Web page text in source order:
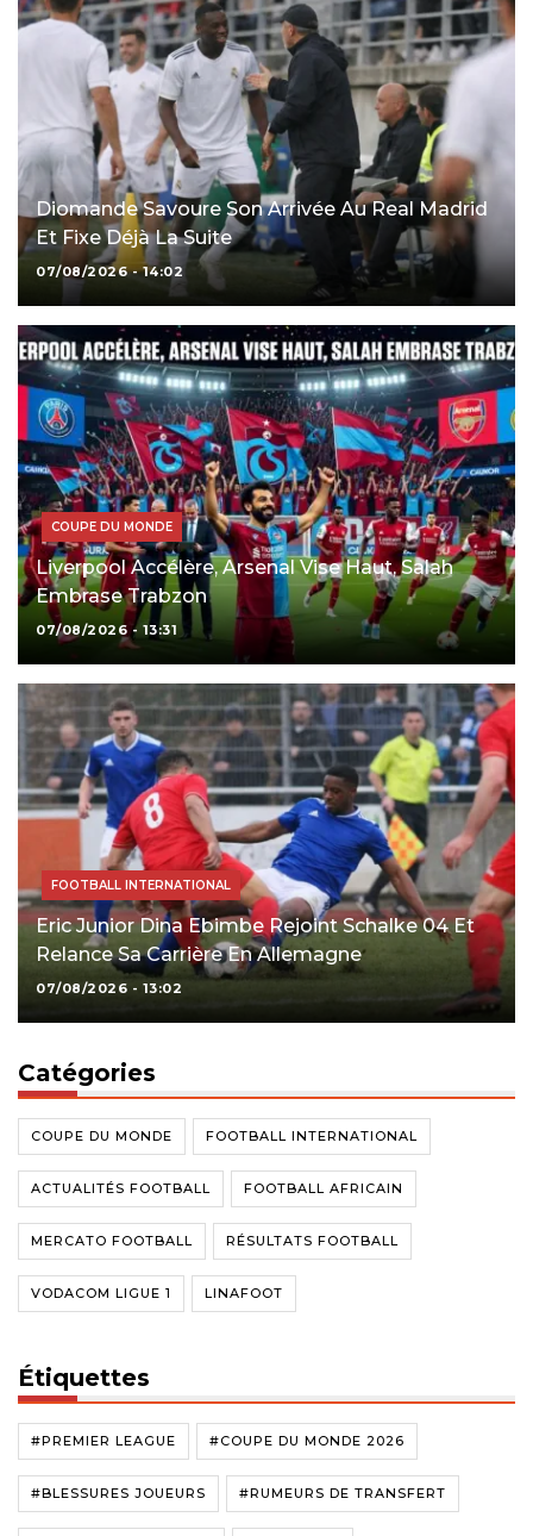
Diomande Savoure Son Arrivée Au Real Madrid
Et Fixe Déjà La Suite
07/08/2026 - 14:02
COUPE DU MONDE
Liverpool Accélère, Arsenal Vise Haut, Salah
Embrase Trabzon
07/08/2026 - 13:31
FOOTBALL INTERNATIONAL
Eric Junior Dina Ebimbe Rejoint Schalke 04 Et
Relance Sa Carrière En Allemagne
07/08/2026 - 13:02
Catégories
COUPE DU MONDE FOOTBALL INTERNATIONAL
ACTUALITÉS FOOTBALL FOOTBALL AFRICAIN
MERCATO FOOTBALL RÉSULTATS FOOTBALL
VODACOM LIGUE 1 LINAFOOT
Étiquettes
#PREMIER LEAGUE #COUPE DU MONDE 2026
#BLESSURES JOUEURS #RUMEURS DE TRANSFERT